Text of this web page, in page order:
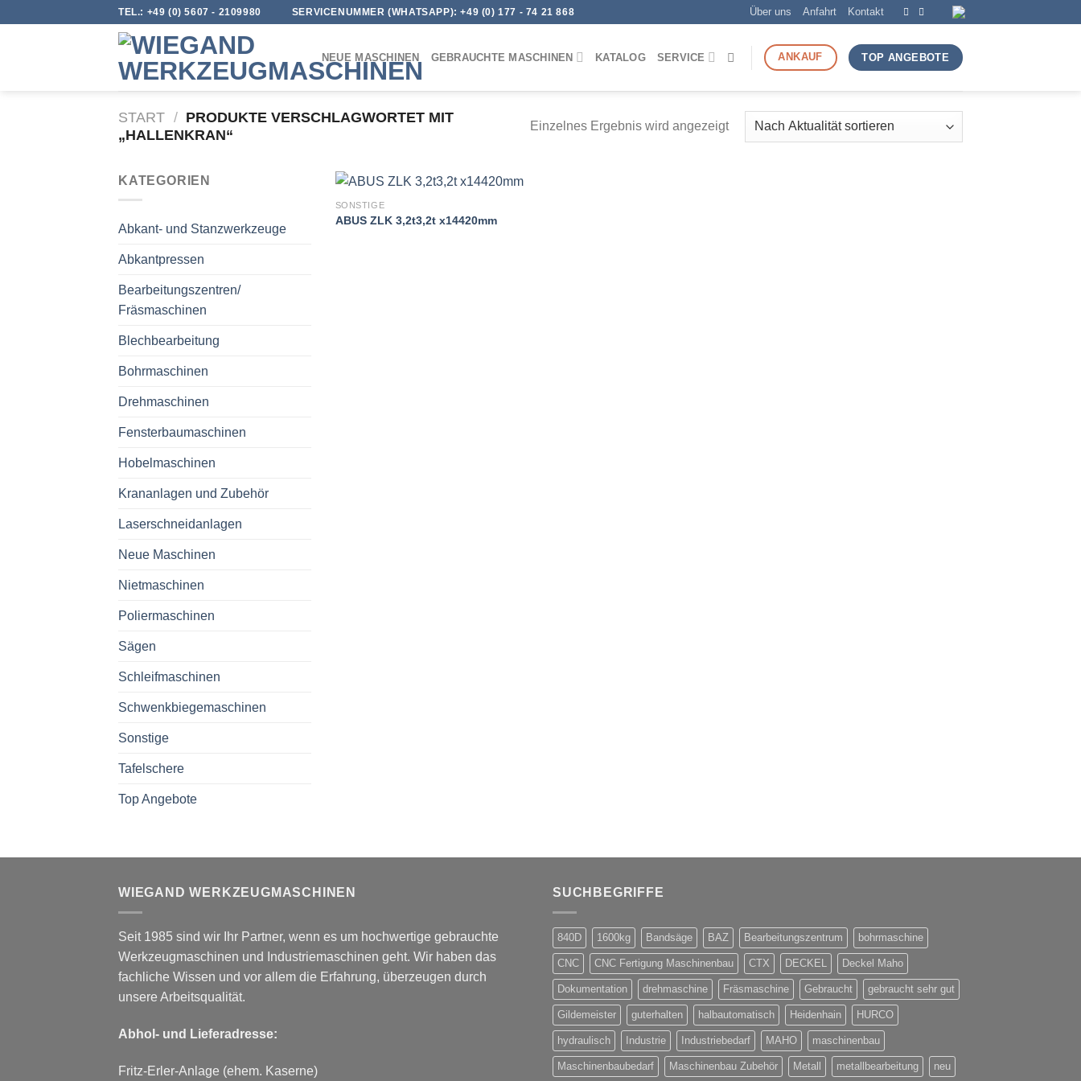
TEL.: +49 (0) 5607 - 2109980 SERVICENUMMER (WHATSAPP):+49 (0) 177 - 74 21 868 Über uns Anfahrt Kontakt
NEUE MASCHINEN GEBRAUCHTE MASCHINEN KATALOG SERVICE ANKAUF TOP ANGEBOTE
START / PRODUKTE VERSCHLAGWORTET MIT
„HALLENKRAN“
Einzelnes Ergebnis wird angezeigt
KATEGORIEN
Abkant- und Stanzwerkzeuge
Abkantpressen
Bearbeitungszentren/
Fräsmaschinen
Blechbearbeitung
Bohrmaschinen
Drehmaschinen
Fensterbaumaschinen
Hobelmaschinen
Krananlagen und Zubehör
Laserschneidanlagen
Neue Maschinen
Nietmaschinen
Poliermaschinen
Sägen
Schleifmaschinen
Schwenkbiegemaschinen
Sonstige
Tafelschere
Top Angebote
SONSTIGE
ABUS ZLK 3,2t3,2t x14420mm
WIEGAND WERKZEUGMASCHINEN
Seit 1985 sind wir Ihr Partner, wenn es um hochwertige gebrauchte
Werkzeugmaschinen und Industriemaschinen geht. Wir haben das
fachliche Wissen und vor allem die Erfahrung, überzeugen durch
unsere Arbeitsqualität.
Abhol- und Lieferadresse:
Fritz-Erler-Anlage (ehem. Kaserne)
SUCHBEGRIFFE
840D 1600kg Bandsäge BAZ Bearbeitungszentrum bohrmaschine
CNC CNC Fertigung Maschinenbau CTX DECKEL Deckel Maho
Dokumentation drehmaschine Fräsmaschine Gebraucht gebraucht sehr gut
Gildemeister guterhalten halbautomatisch Heidenhain HURCO
hydraulisch Industrie Industriebedarf MAHO maschinenbau
Maschinenbaubedarf Maschinenbau Zubehör Metall metallbearbeitung neu